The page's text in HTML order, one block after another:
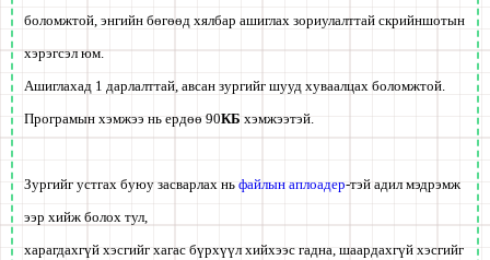
боломжтой, энгийн бөгөөд хялбар ашиглах зориулалттай скрийншотын
хэрэгсэл юм.
Ашиглахад 1 дарлалттай, авсан зургийг шууд хуваалцах боломжтой.
Програмын хэмжээ нь ердөө 90КБ хэмжээтэй.
Зургийг устгах буюу засварлах нь файлын аплоадер-тэй адил мэдрэмж
ээр хийж болох тул,
харагдахгүй хэсгийг хагас бүрхүүл хийхээс гадна, шаардахгүй хэсгийг